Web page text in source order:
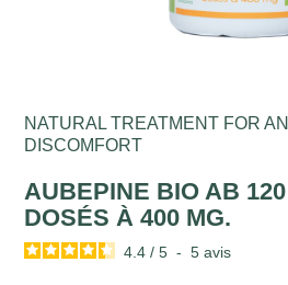
NATURAL TREATMENT FOR
DISCOMFORT
AUBEPINE BIO AB
DOSÉS À 400 MG.
4.4 / 5 - 5avis